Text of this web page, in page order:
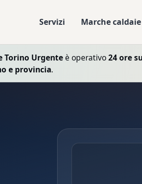
Servizi Marche caldaie
Torino Urgenteè operativo24 ore
e provincia.